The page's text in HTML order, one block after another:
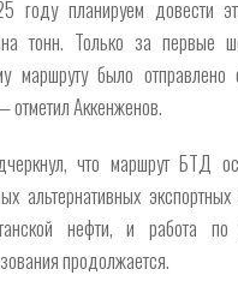
году планируем довести
тонн. Только за первые
маршруту было
отметил Аккенженов.
что маршрут БТД
альтернативных
нефти, и работа
продолжается.